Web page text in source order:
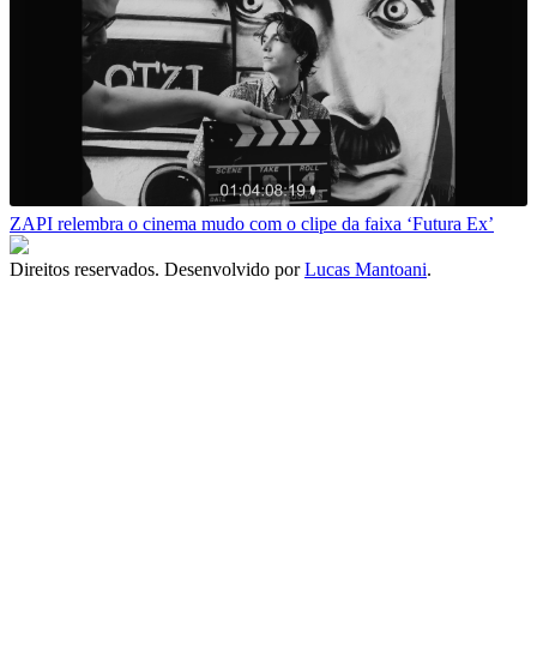
ZAPI relembra o cinema mudo com o clipe da faixa ‘Futura Ex’
Direitos reservados. Desenvolvido porLucas Mantoani.